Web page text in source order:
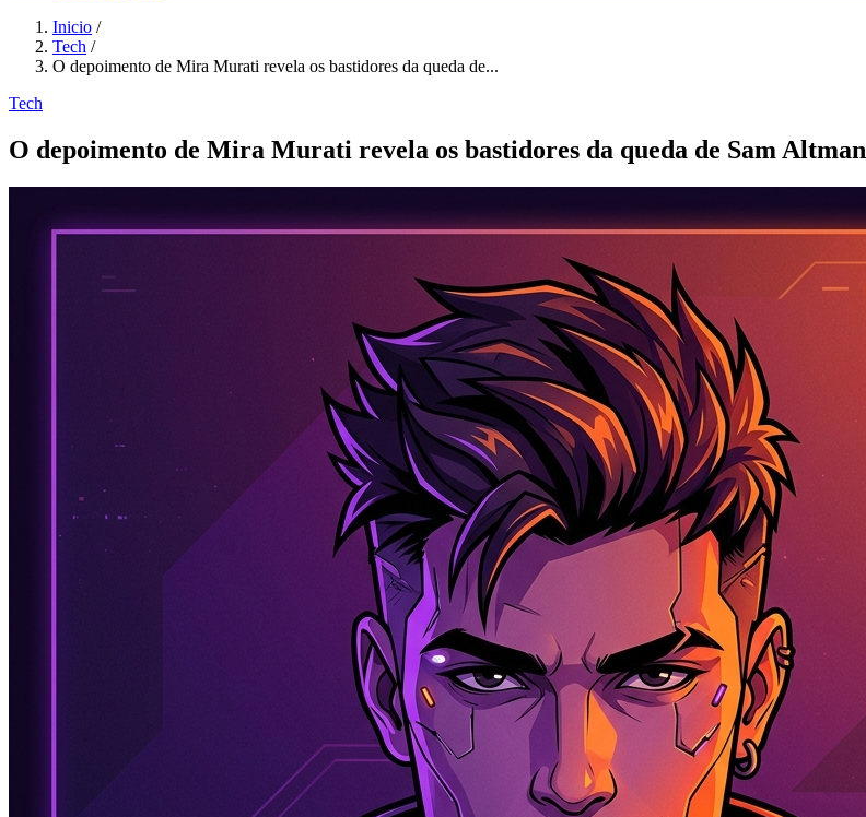
Inicio /
Tech /
O depoimento de Mira Murati revela os bastidores da queda de...
Tech
O depoimento de Mira Murati revela os bastidores da queda de Sam Altman